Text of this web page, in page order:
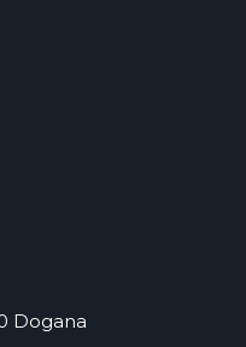
Dogana